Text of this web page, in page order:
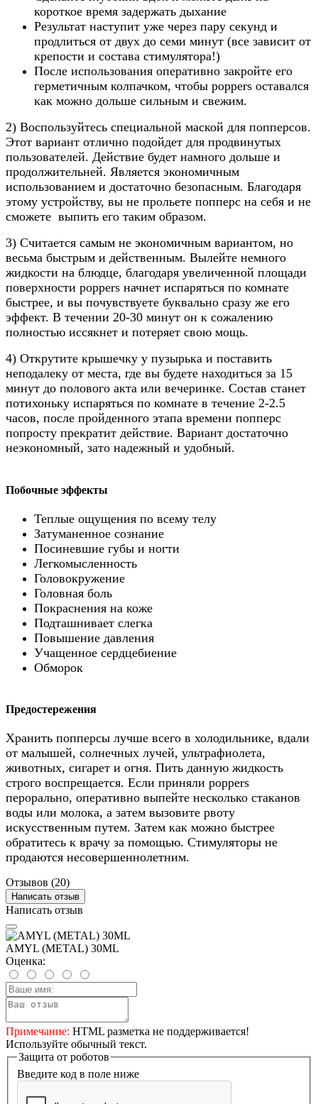
короткое время задержать дыхание
Результат наступит уже через пару секунд и
продлиться от двух до семи минут (все зависит от
крепости и состава стимулятора!)
После использования оперативно закройте его
герметичным колпачком, чтобы poppers оставался
как можно дольше сильным и свежим.
2) Воспользуйтесь специальной маской для попперсов.
Этот вариант отлично подойдет для продвинутых
пользователей. Действие будет намного дольше и
продолжительней. Является экономичным
использованием и достаточно безопасным. Благодаря
этому устройству, вы не прольете попперс на себя и не
сможете выпить его таким образом.
3) Считается самым не экономичным вариантом, но
весьма быстрым и действенным. Вылейте немного
жидкости на блюдце, благодаря увеличенной площади
поверхности poppers начнет испаряться по комнате
быстрее, и вы почувствуете буквально сразу же его
эффект. В течении 20-30 минут он к сожалению
полностью иссякнет и потеряет свою мощь.
4) Открутите крышечку у пузырька и поставить
неподалеку от места, где вы будете находиться за 15
минут до полового акта или вечеринке. Состав станет
потихоньку испаряться по комнате в течение 2-2.5
часов, после пройденного этапа времени попперс
попросту прекратит действие. Вариант достаточно
неэкономный, зато надежный и удобный.
Побочные эффекты
Теплые ощущения по всему телу
Затуманенное сознание
Посиневшие губы и ногти
Легкомысленность
Головокружение
Головная боль
Покраснения на коже
Подташнивает слегка
Повышение давления
Учащенное сердцебиение
Обморок
Предостережения
Хранить попперсы лучше всего в холодильнике, вдали
от малышей, солнечных лучей, ультрафиолета,
животных, сигарет и огня. Пить данную жидкость
строго воспрещается. Если приняли poppers
перорально, оперативно выпейте несколько стаканов
воды или молока, а затем вызовите рвоту
искусственным путем. Затем как можно быстрее
обратитесь к врачу за помощью. Стимуляторы не
продаются несовершеннолетним.
Отзывов (20)
Написать отзыв
Написать отзыв
AMYL (METAL) 30ML
Оценка:
Примечание: HTML разметка не поддерживается!
Используйте обычный текст.
Защита от роботов
Введите код в поле ниже